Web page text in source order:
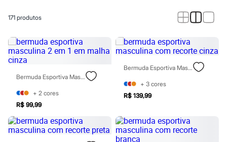
Casacos e Jaquetas
Macacões
Saias
Shorts e Bermudas
Vestidos
Acessórios
Bonés e Chapéus
Bijoux
Óculos
Relógios
171 produtos
Bermuda Esportiva Masculina 2 Em 1 Em Malha Cinza
+ 2 cores
R$ 99,99
Bermuda Esportiva Masculina Com Recorte Cinza
+ 3 cores
R$ 139,99